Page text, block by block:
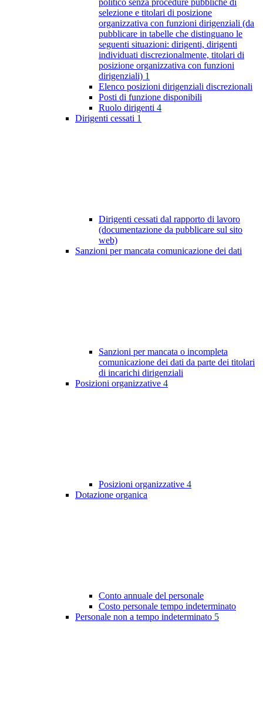
politico senza procedure pubbliche di
selezione e titolari di posizione
organizzativa con funzioni dirigenziali (da
pubblicare in tabelle che distinguano le
seguenti situazioni: dirigenti, dirigenti
individuati discrezionalmente, titolari di
posizione organizzativa con funzioni
dirigenziali) 1
Elenco posizioni dirigenziali discrezionali
Posti di funzione disponibili
Ruolo dirigenti 4
Dirigenti cessati 1
Dirigenti cessati dal rapporto di lavoro
(documentazione da pubblicare sul sito
web)
Sanzioni per mancata comunicazione dei dati
Sanzioni per mancata o incompleta
comunicazione dei dati da parte dei titolari
di incarichi dirigenziali
Posizioni organizzative 4
Posizioni organizzative 4
Dotazione organica
Conto annuale del personale
Costo personale tempo indeterminato
Personale non a tempo indeterminato 5